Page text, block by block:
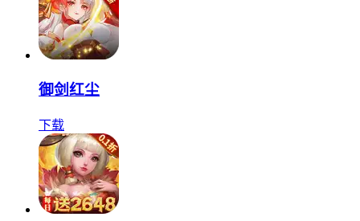
御剑红尘
下载